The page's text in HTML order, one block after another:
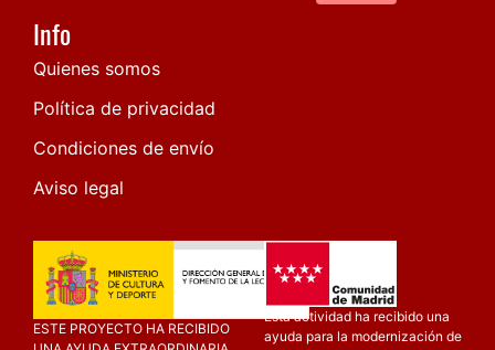
Info
Quienes somos
Política de privacidad
Condiciones de envío
Aviso legal
ESTE PROYECTO HA RECIBIDO
Esta actividad ha recibido una
ayuda para la modernización de